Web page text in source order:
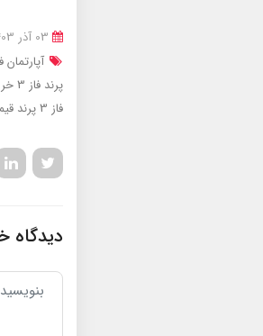
آپارتمان فاز 3
پرند فاز 3
فاز 3 پرند
دیدگاه